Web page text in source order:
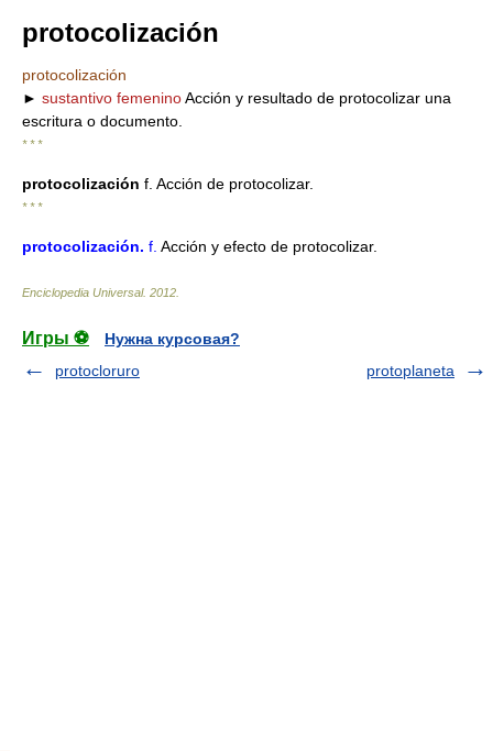
protocolización
protocolización
► sustantivo femeninoAcción y resultado de protocolizar una
escritura o documento.
* * *
protocolización f. Acción de protocolizar.
* * *
protocolización. f. Acción y efecto de protocolizar.
Enciclopedia Universal. 2012
Игры ⚽
Нужна курсовая?
protocloruro
protoplaneta